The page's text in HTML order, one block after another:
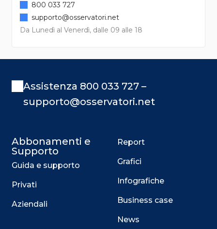
Da Lunedì al Venerdì, dalle 09 alle 18
800 033 727
supporto@osservatori.net
Assistenza 800 033 727 –
supporto@osservatori.net
Abbonamenti e
Supporto
Guida e supporto
Privati
Aziendali
Report
Grafici
Infografiche
Business case
News